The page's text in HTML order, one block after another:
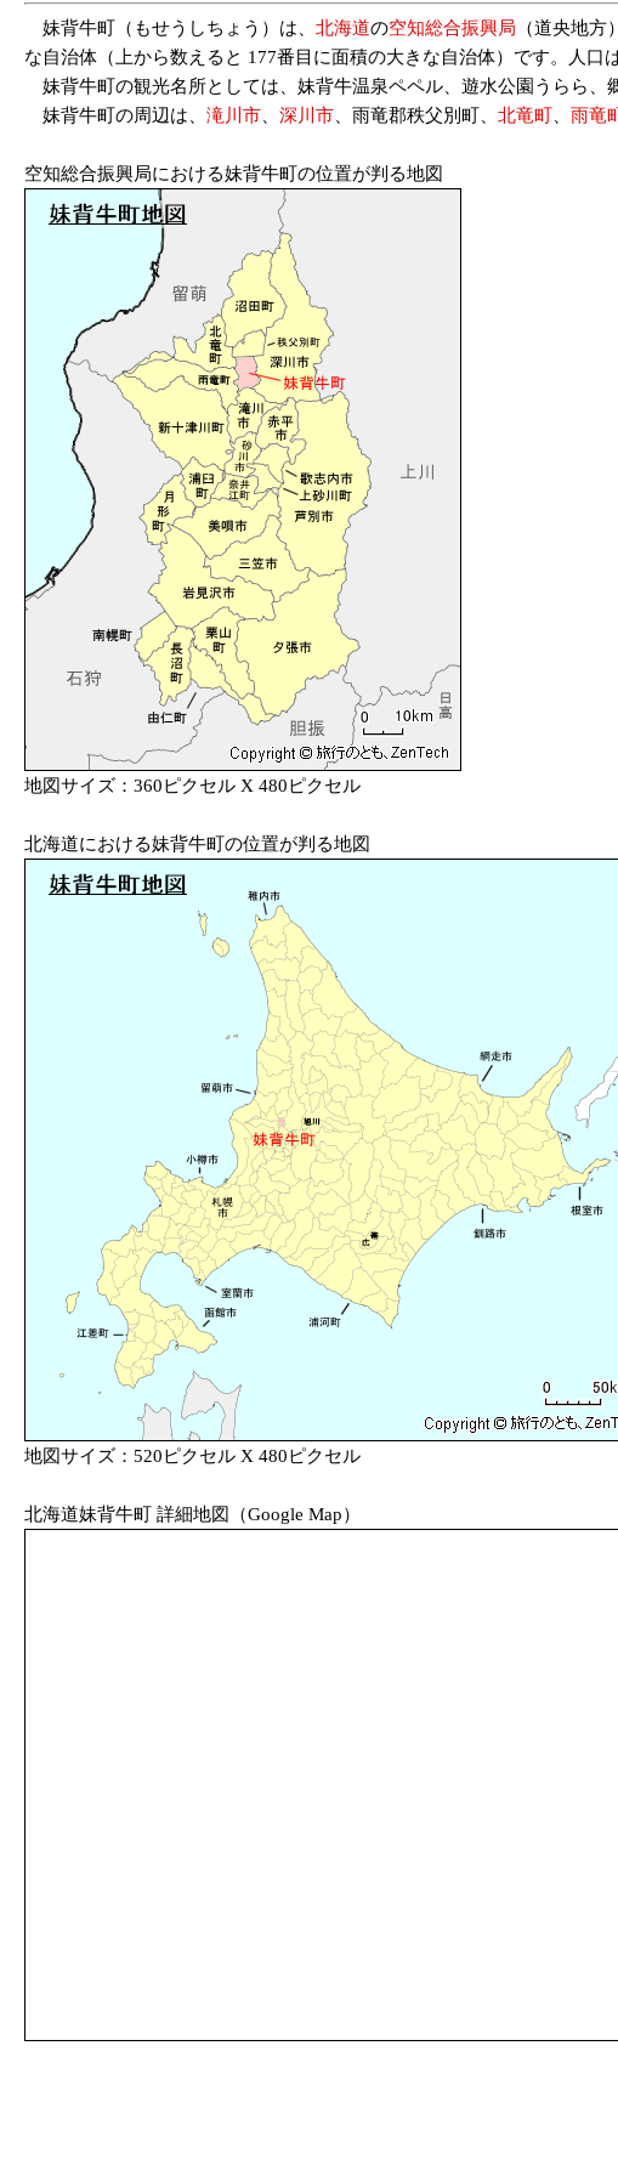
妹背牛町（もせうしちょう）は、 北海道の空知総合振興局 （道央地
な自治体（上から数えると 177番目に面積の大きな自治体）です。人口
妹背牛町の観光名所としては、妹背牛温泉ペペル、遊水公園うらら、
妹背牛町の周辺は、 滝川市 深川市 、雨竜郡秩父別町、 北竜町 雨竜
空知総合振興局における妹背牛町の位置が判る地図
地図サイズ：360ピクセル X 480ピクセル
北海道における妹背牛町の位置が判る地図
地図サイズ：520ピクセル X 480ピクセル
北海道妹背牛町 詳細地図（Google Map）